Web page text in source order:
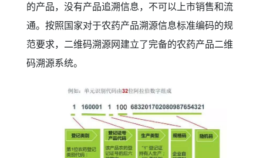
的产品，没有产品追溯信息，不可以上市销售和流
通。按照国家对于农药产品溯源信息标准编码的规
范要求，二维码溯源网建立了完备的农药产品二维
码溯源系统。